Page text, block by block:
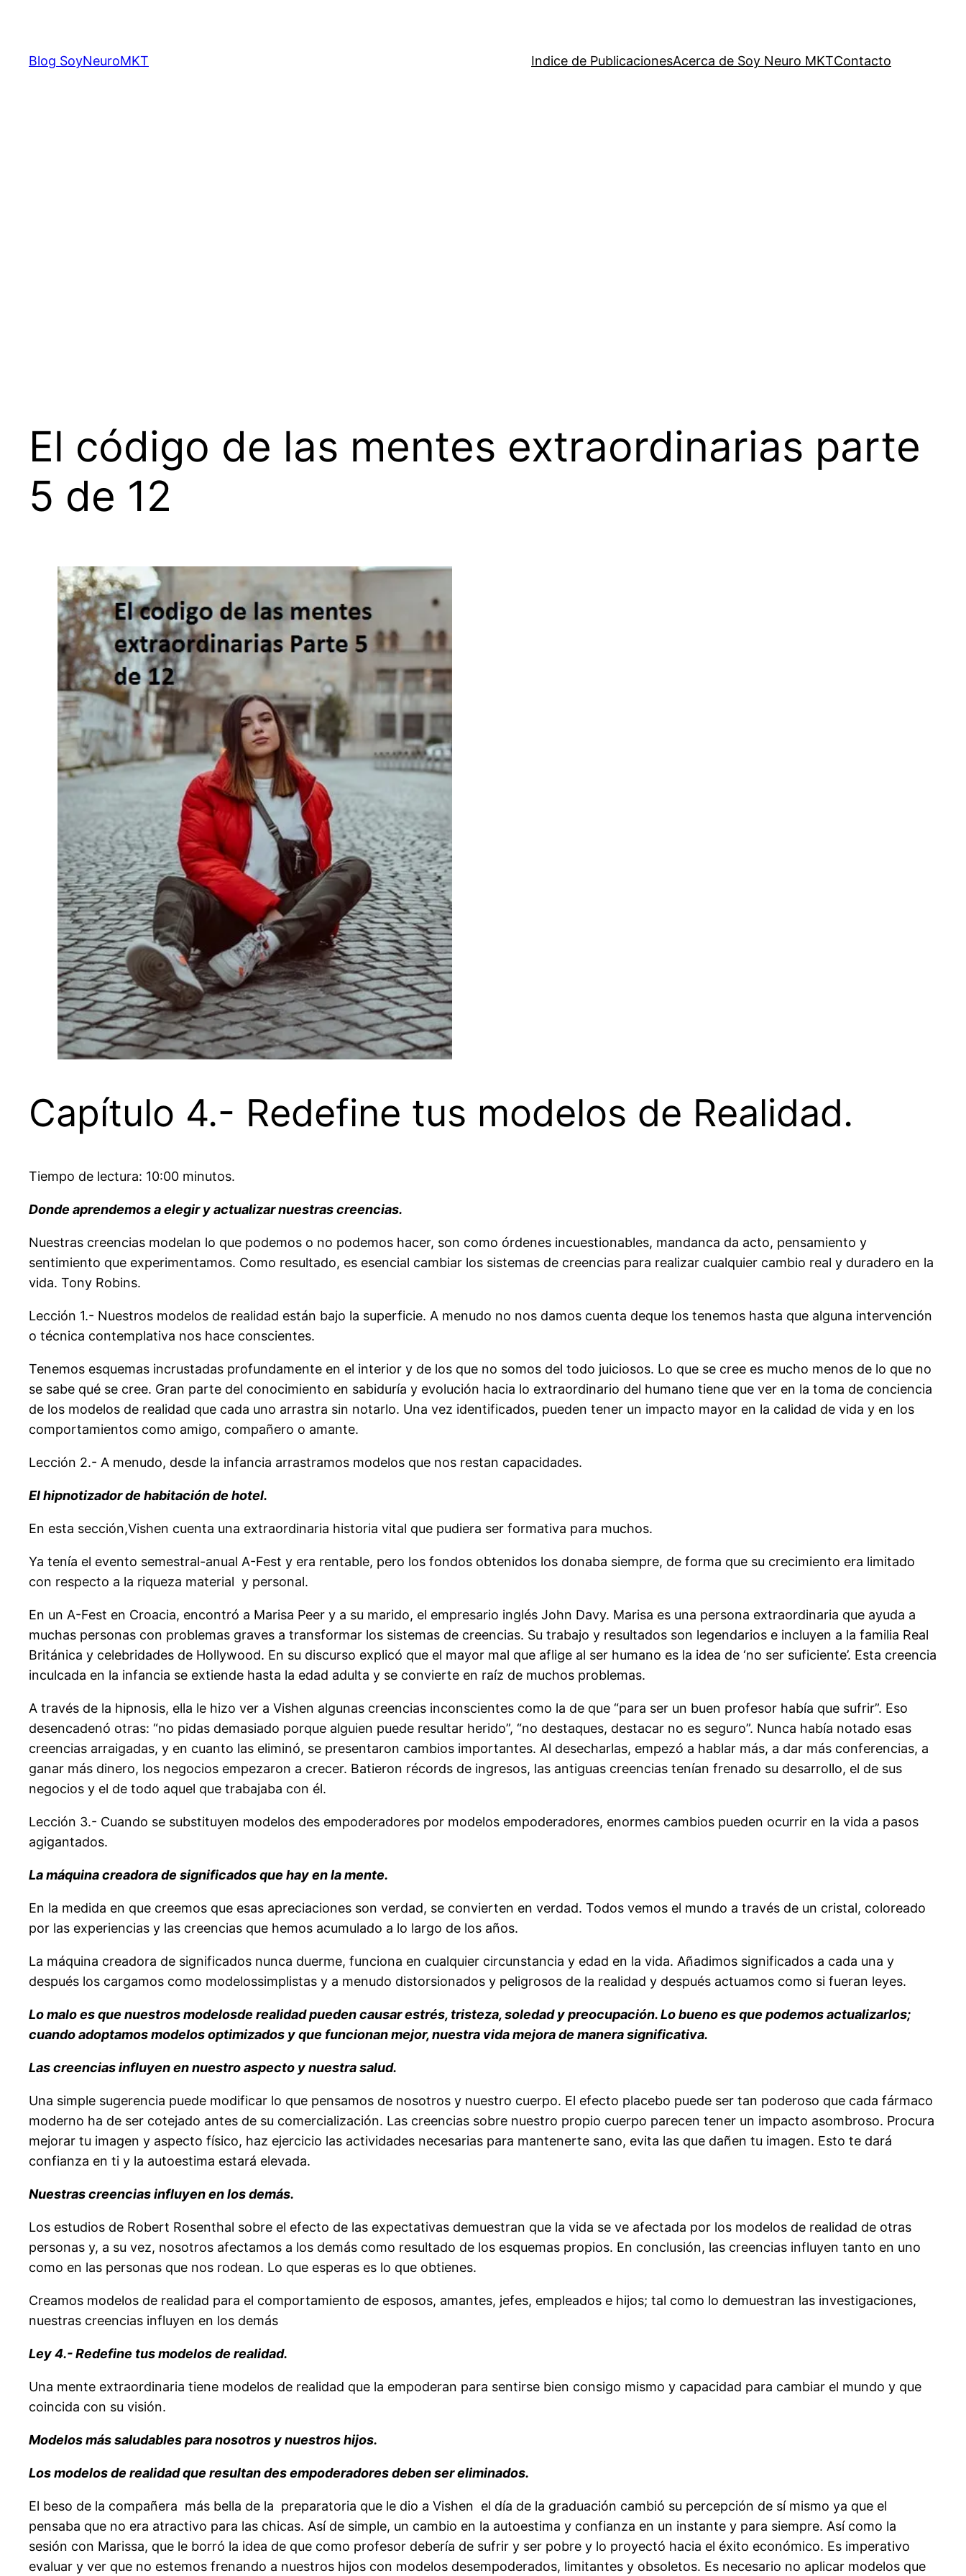
contenido
Blog SoyNeuroMKT Indice de PublicacionesAcerca de Soy Neuro MKTContacto
El código de las mentes extraordinarias parte
5 de 12
Capítulo 4.- Redefine tus modelos de Realidad.
Tiempo de lectura: 10:00 minutos.
Donde aprendemos a elegir y actualizar nuestras creencias.
Nuestras creencias modelan lo que podemos o no podemos hacer, son como órdenes incuestionables, mandanca da acto, pensamiento y
sentimiento que experimentamos. Como resultado, es esencial cambiar los sistemas de creencias para realizar cualquier cambio real y duradero en la
vida. Tony Robins.
Lección 1.- Nuestros modelos de realidad están bajo la superficie. A menudo no nos damos cuenta deque los tenemos hasta que alguna intervención
o técnica contemplativa nos hace conscientes.
Tenemos esquemas incrustadas profundamente en el interior y de los que no somos del todo juiciosos. Lo que se cree es mucho menos de lo que no
se sabe qué se cree. Gran parte del conocimiento en sabiduría y evolución hacia lo extraordinario del humano tiene que ver en la toma de conciencia
de los modelos de realidad que cada uno arrastra sin notarlo. Una vez identificados, pueden tener un impacto mayor en la calidad de vida y en los
comportamientos como amigo, compañero o amante.
Lección 2.- A menudo, desde la infancia arrastramos modelos que nos restan capacidades.
El hipnotizador de habitación de hotel.
En esta sección,Vishen cuenta una extraordinaria historia vital que pudiera ser formativa para muchos.
Ya tenía el evento semestral-anual A-Fest y era rentable, pero los fondos obtenidos los donaba siempre, de forma que su crecimiento era limitado
con respecto a la riqueza material y personal.
En un A-Fest en Croacia, encontró a Marisa Peer y a su marido, el empresario inglés John Davy. Marisa es una persona extraordinaria que ayuda a
muchas personas con problemas graves a transformar los sistemas de creencias. Su trabajo y resultados son legendarios e incluyen a la familia Real
Británica y celebridades de Hollywood. En su discurso explicó que el mayor mal que aflige al ser humano es la idea de ‘no ser suficiente’. Esta creencia
inculcada en la infancia se extiende hasta la edad adulta y se convierte en raíz de muchos problemas.
A través de la hipnosis, ella le hizo ver a Vishen algunas creencias inconscientes como la de que “para ser un buen profesor había que sufrir”. Eso
desencadenó otras: “no pidas demasiado porque alguien puede resultar herido”, “no destaques, destacar no es seguro”. Nunca había notado esas
creencias arraigadas, y en cuanto las eliminó, se presentaron cambios importantes. Al desecharlas, empezó a hablar más, a dar más conferencias, a
ganar más dinero, los negocios empezaron a crecer. Batieron récords de ingresos, las antiguas creencias tenían frenado su desarrollo, el de sus
negocios y el de todo aquel que trabajaba con él.
Lección 3.- Cuando se substituyen modelos des empoderadores por modelos empoderadores, enormes cambios pueden ocurrir en la vida a pasos
agigantados.
La máquina creadora de significados que hay en la mente.
En la medida en que creemos que esas apreciaciones son verdad, se convierten en verdad. Todos vemos el mundo a través de un cristal, coloreado
por las experiencias y las creencias que hemos acumulado a lo largo de los años.
La máquina creadora de significados nunca duerme, funciona en cualquier circunstancia y edad en la vida. Añadimos significados a cada una y
después los cargamos como modelossimplistas y a menudo distorsionados y peligrosos de la realidad y después actuamos como si fueran leyes.
Lo malo es que nuestros modelosde realidad pueden causar estrés, tristeza, soledad y preocupación. Lo bueno es que podemos actualizarlos;
cuando adoptamos modelos optimizados y que funcionan mejor, nuestra vida mejora de manera significativa.
Las creencias influyen en nuestro aspecto y nuestra salud.
Una simple sugerencia puede modificar lo que pensamos de nosotros y nuestro cuerpo. El efecto placebo puede ser tan poderoso que cada fármaco
moderno ha de ser cotejado antes de su comercialización. Las creencias sobre nuestro propio cuerpo parecen tener un impacto asombroso. Procura
mejorar tu imagen y aspecto físico, haz ejercicio las actividades necesarias para mantenerte sano, evita las que dañen tu imagen. Esto te dará
confianza en ti y la autoestima estará elevada.
Nuestras creencias influyen en los demás.
Los estudios de Robert Rosenthal sobre el efecto de las expectativas demuestran que la vida se ve afectada por los modelos de realidad de otras
personas y, a su vez, nosotros afectamos a los demás como resultado de los esquemas propios. En conclusión, las creencias influyen tanto en uno
como en las personas que nos rodean. Lo que esperas es lo que obtienes.
Creamos modelos de realidad para el comportamiento de esposos, amantes, jefes, empleados e hijos; tal como lo demuestran las investigaciones,
nuestras creencias influyen en los demás
Ley 4.- Redefine tus modelos de realidad.
Una mente extraordinaria tiene modelos de realidad que la empoderan para sentirse bien consigo mismo y capacidad para cambiar el mundo y que
coincida con su visión.
Modelos más saludables para nosotros y nuestros hijos.
Los modelos de realidad que resultan des empoderadores deben ser eliminados.
El beso de la compañera más bella de la preparatoria que le dio a Vishen el día de la graduación cambió su percepción de sí mismo ya que el
pensaba que no era atractivo para las chicas. Así de simple, un cambio en la autoestima y confianza en un instante y para siempre. Así como la
sesión con Marissa, que le borró la idea de que como profesor debería de sufrir y ser pobre y lo proyectó hacia el éxito económico. Es imperativo
evaluar y ver que no estemos frenando a nuestros hijos con modelos desempoderados, limitantes y obsoletos. Es necesario no aplicar modelos que